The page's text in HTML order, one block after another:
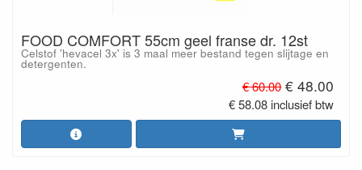
FOOD COMFORT 55cm geel franse dr. 12st
Celstof 'hevacel 3x' is 3 maal meer bestand tegen slijtage en
detergenten.
€ 60.00 € 48.00
€ 58.08 inclusief btw